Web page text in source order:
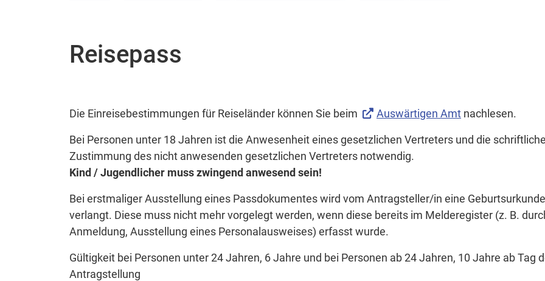
Reisepass
Die Einreisebestimmungen für Reiseländer können Sie beim Auswärtigen Amtnachlesen.
Bei Personen unter 18 Jahren ist die Anwesenheit eines gesetzlichen Vertreters und die schriftliche
Zustimmung des nicht anwesenden gesetzlichen Vertreters notwendig.
Kind / Jugendlicher muss zwingend anwesend sein!
Bei erstmaliger Ausstellung eines Passdokumentes wird vom Antragsteller/in eine Geburtsurkunde
verlangt. Diese muss nicht mehr vorgelegt werden, wenn diese bereits im Melderegister (z. B.
Anmeldung, Ausstellung eines Personalausweises) erfasst wurde.
Gültigkeit bei Personen unter 24 Jahren, 6 Jahre und bei Personen ab 24 Jahren, 10 Jahre ab Tag
Antragstellung